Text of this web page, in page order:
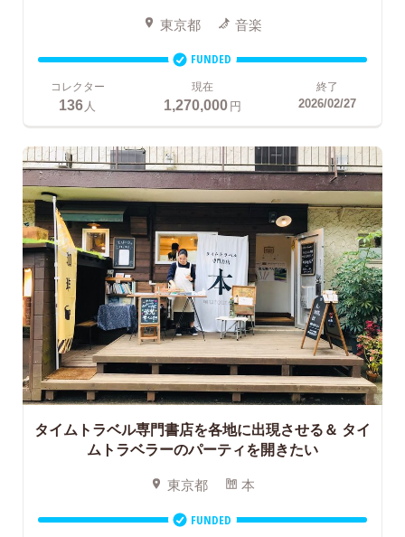
東京都 音楽
FUNDED
コレクター
136 人
現在
1,270,000円
終了
2026/02/27
タイムトラベル専門書店を各地に出現させる＆ タイ
ムトラベラーのパーティを開きたい
東京都 本
FUNDED